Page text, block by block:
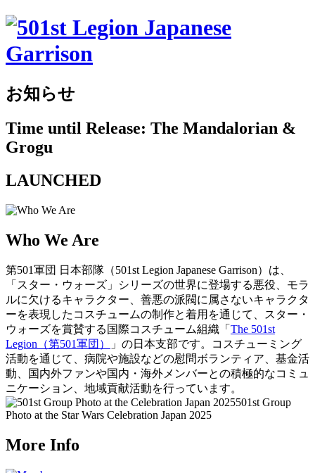
お知らせ
Time until Release: The Mandalorian &
Grogu
LAUNCHED
Who We Are
第501軍団 日本部隊（501st Legion Japanese Garrison）は、
「スター・ウォーズ」シリーズの世界に登場する悪役、モラ
ルに欠けるキャラクター、善悪の派閥に属さないキャラクタ
ーを表現したコスチュームの制作と着用を通じて、スター・
ウォーズを賞賛する国際コスチューム組織「 The 501st
Legion（第501軍団）
」の日本支部です。コスチューミング
活動を通じて、病院や施設などの慰問ボランティア、基金活
動、国内外ファンや国内・海外メンバーとの積極的なコミュ
ニケーション、地域貢献活動を行っています。
501st Group
Photo at the Star Wars Celebration Japan 2025
More Info